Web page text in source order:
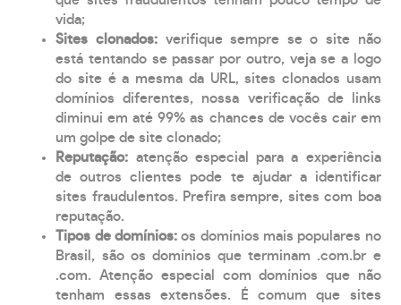
vida;
Sites clonados: verifique sempre se o site não
está tentando se passar por outro, veja se a logo
do site é a mesma da URL, sites clonados usam
domínios diferentes, nossa verificação de links
diminui em até 99% as chances de vocês cair em
um golpe de site clonado;
Reputação: atenção especial para a experiência
de outros clientes pode te ajudar a identificar
sites fraudulentos. Prefira sempre, sites com boa
reputação.
Tipos de domínios:os domínios mais populares no
Brasil, são os domínios que terminam .com.br e
.com. Atenção especial com domínios que não
tenham essas extensões. É comum que sites